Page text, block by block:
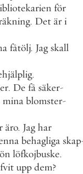
för
. Det är i
fåtölj. Jag skall
.
. De få säker-
mina blomster-
äro. Jag har
behagliga skap
löfkojbuske.
upp dem?